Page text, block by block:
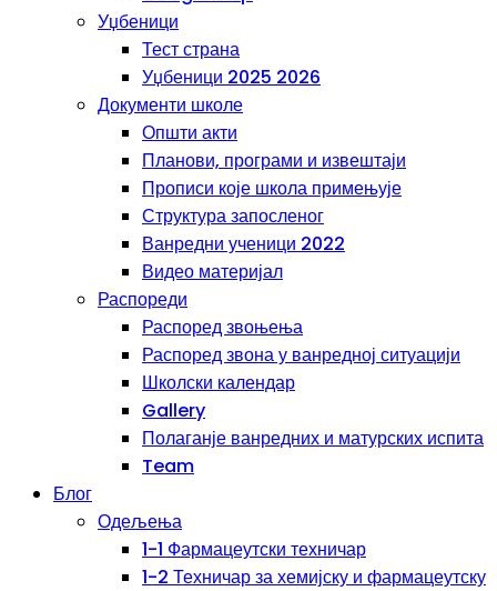
Уџбеници
Тест страна
Уџбеници 2025 2026
Документи школе
Општи акти
Планови, програми и извештаји
Прописи које школа примењује
Структура запосленог
Ванредни ученици 2022
Видео материјал
Распореди
Распоред звоњења
Распоред звона у ванредној ситуацији
Школски календар
Gallery
Полаганје ванредних и матурских испита
Team
Блог
Одељења
1-1 Фармацеутски техничар
1-2 Техничар за хемијску и фармацеутску